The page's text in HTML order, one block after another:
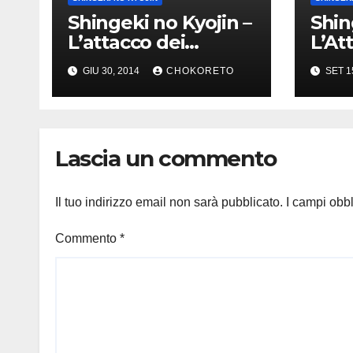
Shingeki no Kyojin –
L’attacco dei
Giganti annunciato
da Dynit!
GIU 30, 2014 CHOKORETO SET
Lascia un commento
Il tuo indirizzo email non sarà pubblicato. I campi
Commento *